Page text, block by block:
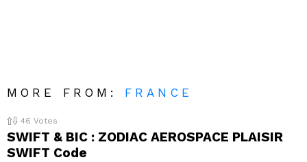
MORE FROM: FRANCE
46 Votes
SWIFT & BIC : ZODIAC AEROSPACE PLAISIR
SWIFT Code